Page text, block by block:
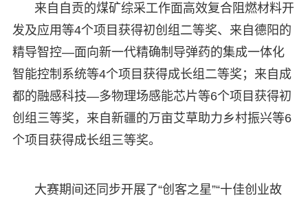
来自自贡的煤矿综采工作面高效复合阻燃材料开
发及应用等4个项目获得初创组二等奖、来自德阳的
精导智控—面向新一代精确制导弹药的集成一体化
智能控制系统等4个项目获得成长组二等奖；来自成
都的融感科技—多物理场感能芯片等6个项目获得初
创组三等奖，来自新疆的万亩艾草助力乡村振兴等6
个项目获得成长组三等奖。
大赛期间还同步开展了“创客之星”“十佳创业故